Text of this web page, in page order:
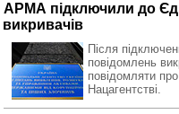
АРМА підключили до
викривачів
Після
повідомлень
повідомляти
Нацагентстві.